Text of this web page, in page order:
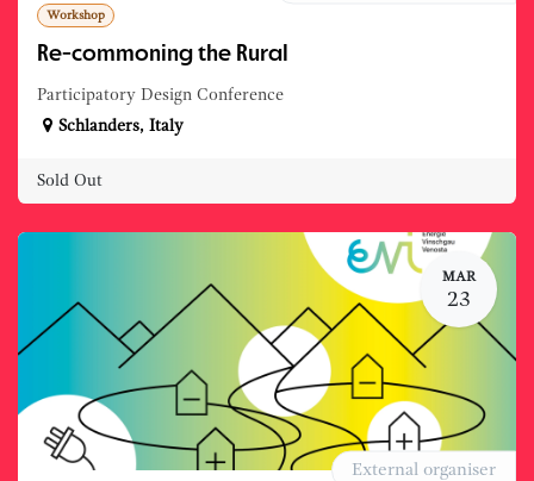
Workshop
Re-commoning the Rural
Participatory Design Conference
Schlanders, Italy
Sold Out
MAR
23
External organiser